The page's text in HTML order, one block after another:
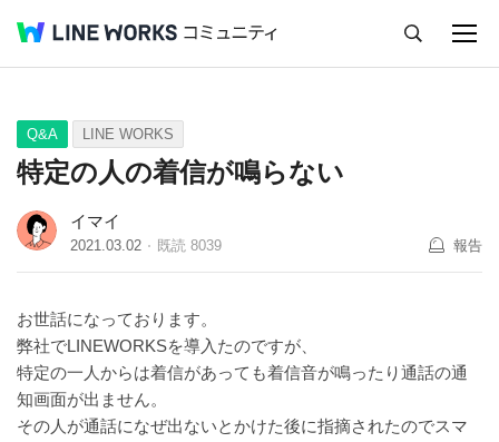
Q&A Tips Ideas
Q&A LINE WORKS
特定の人の着信が鳴らない
イマイ
2021.03.02 既読 8039 報告
お世話になっております。
弊社でLINEWORKSを導入たのですが、
特定の一人からは着信があっても着信音が鳴ったり通話の通
知画面が出ません。
その人が通話になぜ出ないとかけた後に指摘されたのでスマ